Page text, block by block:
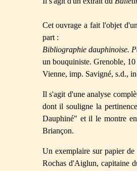
Cet ouvrage a fait l'objet
part :
Bibliographie dauphinoise.
un bouquiniste. Grenoble, 10
Vienne, imp. Savigné, s.d.,
Il s'agit d'une analyse
dont il souligne la
Dauphiné" et il le montre
Briançon.
Un exemplaire sur papier
Rochas d'Aiglun, capitaine